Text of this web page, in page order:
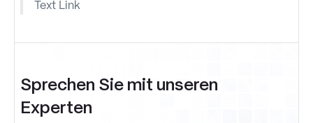
Text Link
Sprechen Sie mit unseren
Experten